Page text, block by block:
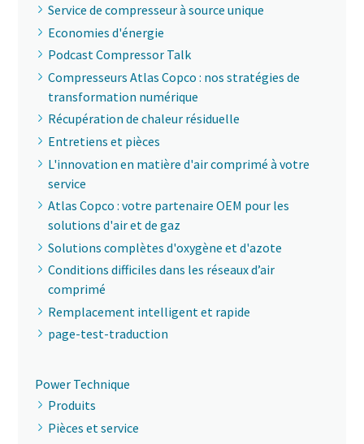
Service de compresseur à source unique
Economies d'énergie
Podcast Compressor Talk
Compresseurs Atlas Copco : nos stratégies de
transformation numérique
Récupération de chaleur résiduelle
Entretiens et pièces
L'innovation en matière d'air comprimé à votre
service
Atlas Copco : votre partenaire OEM pour les
solutions d'air et de gaz
Solutions complètes d'oxygène et d'azote
Conditions difficiles dans les réseaux d’air
comprimé
Remplacement intelligent et rapide
page-test-traduction
Power Technique
Produits
Pièces et service